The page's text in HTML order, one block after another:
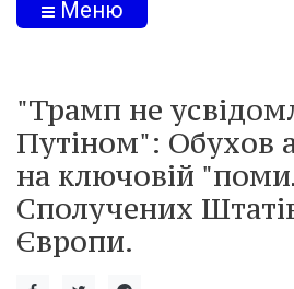
Меню
"Трамп не
Путіном": Обухов
на ключовій
Сполучених
Європи.